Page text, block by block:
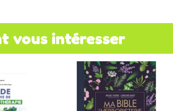
vous intéresser